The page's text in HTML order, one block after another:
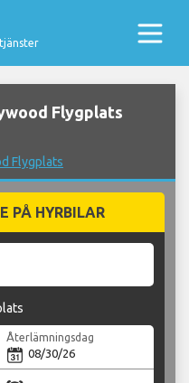
Flygplats
Flygplats
PÅ HYRBILAR
Återlämningsdag